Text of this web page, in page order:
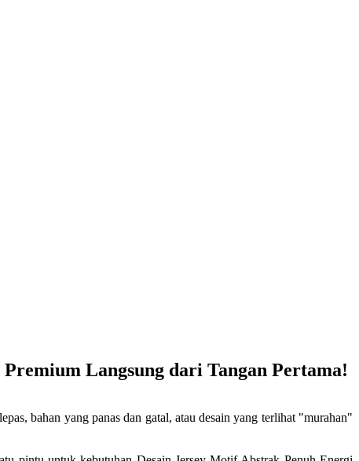
Langsung dari Tangan Pertama!
bahan yang panas dan gatal, atau desain yang terlihat "murahan"